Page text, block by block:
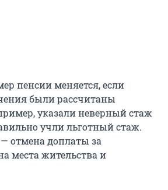
пенсии меняется, если
были рассчитаны
указали неверный стаж
учли льготный стаж.
отмена доплаты за
места жительства и